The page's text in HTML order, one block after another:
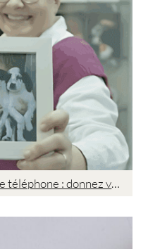
Imprimer les photos de votre téléphone : donnez vie à vos souvenirs dans notre studio de Remiremont !